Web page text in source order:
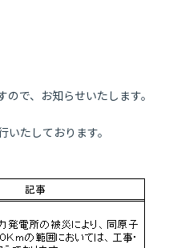
で、お知らせいたします。
たしております。